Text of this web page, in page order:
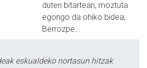
duten bitartean, moztuta
egongo da ohiko bidea;
Berrozpe…
eskualdeko nortasun hitzak